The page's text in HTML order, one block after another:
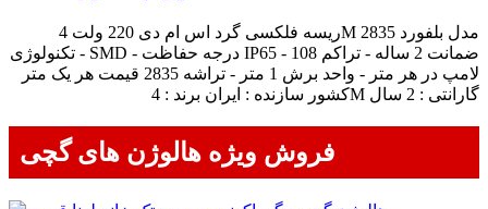
ریسه فلکسی گرد اس ام دی 220 ولت 4M مدل بلفورد 2835
- تکنولوژی SMD - درجه حفاظت IP65 - ضمانت 2 ساله - تراکم 108
لامپ در هر متر - واحد برش 1 متر - تراشه 2835 قیمت هر یک متر
کشور سازنده : ایران برند : 4M گارانتی : 2 سال
فروش ویژه هالوژن های گچی